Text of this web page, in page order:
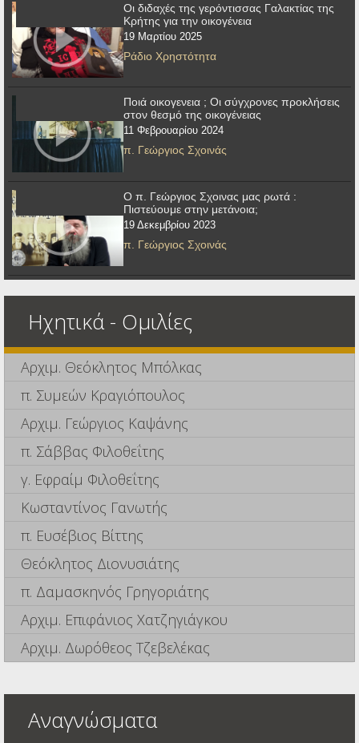
Οι διδαχές της γερόντισσας Γαλακτίας της
Κρήτης για την οικογένεια
19 Μαρτίου 2025
Ράδιο Χρηστότητα
Ποιά οικογενεια ; Οι σύγχρονες προκλήσεις
στον θεσμό της οικογένειας
11 Φεβρουαρίου 2024
π. Γεώργιος Σχοινάς
Ο π. Γεώργιος Σχοινας μας ρωτά :
Πιστεύουμε στην μετάνοια;
19 Δεκεμβρίου 2023
π. Γεώργιος Σχοινάς
Ηχητικά - Ομιλίες
Αρχιμ. Θεόκλητος Μπόλκας
π. Συμεών Κραγιόπουλος
Αρχιμ. Γεώργιος Καψάνης
π. Σάββας Φιλοθεΐτης
γ. Εφραίμ Φιλοθεΐτης
Κωσταντίνος Γανωτής
π. Ευσέβιος Βίττης
Θεόκλητος Διονυσιάτης
π. Δαμασκηνός Γρηγοριάτης
Αρχιμ. Επιφάνιος Χατζηγιάγκου
Αρχιμ. Δωρόθεος Τζεβελέκας
Αναγνώσματα